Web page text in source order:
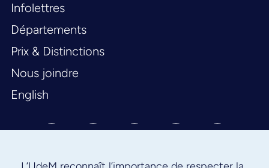
Infolettres
Départements
Prix & Distinctions
Nous joindre
English